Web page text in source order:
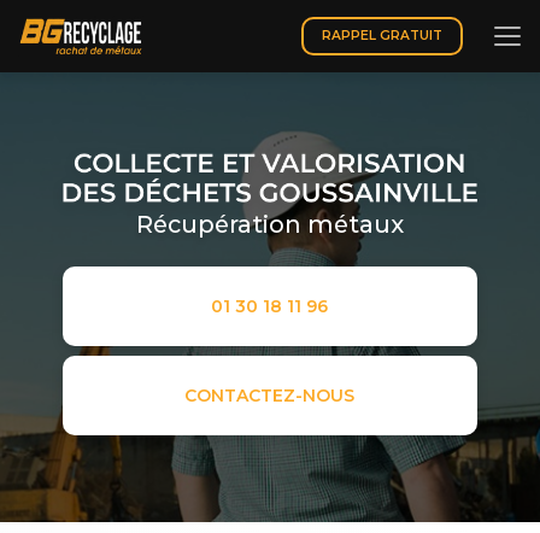
contenu
principal
RAPPEL GRATUIT
Récupération métaux
01 30 18 11 96
CONTACTEZ-NOUS